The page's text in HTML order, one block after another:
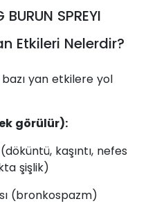
SPREYI
Etkileri Nelerdir?
bazı yan etkilere yol
görülür):
kaşıntı, nefes
şişlik)
(bronkospazm)